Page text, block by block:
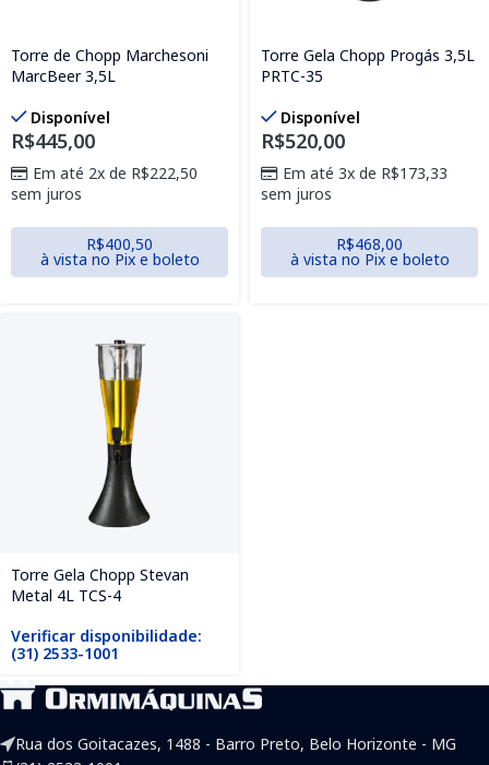
Torre de Chopp Marchesoni
MarcBeer 3,5L
Disponível
R$445,00
Em até 2x de R$222,50
sem juros
R$400,50
à vista no Pix e boleto
Torre Gela Chopp Progás 3,5L
PRTC-35
Disponível
R$520,00
Em até 3x de R$173,33
sem juros
R$468,00
à vista no Pix e boleto
Torre Gela Chopp Stevan
Metal 4L TCS-4
Verificar disponibilidade:
(31) 2533-1001
Rua dos Goitacazes, 1488 - Barro Preto, Belo Horizonte - MG